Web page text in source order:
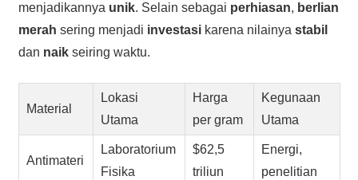
menjadikannya unik. Selain sebagai perhiasan, berlian
merah sering menjadi investasikarena nilainya stabil
dan naikseiring waktu.
Material
Lokasi
Utama
Harga
per gram
Kegunaan
Utama
Antimateri
Laboratorium
Fisika
$62,5
triliun
Energi,
penelitian